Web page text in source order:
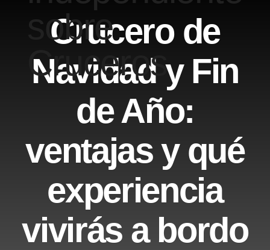
Crucero de
Navidad y Fin
de Año:
ventajas y qué
experiencia
vivirás a bordo